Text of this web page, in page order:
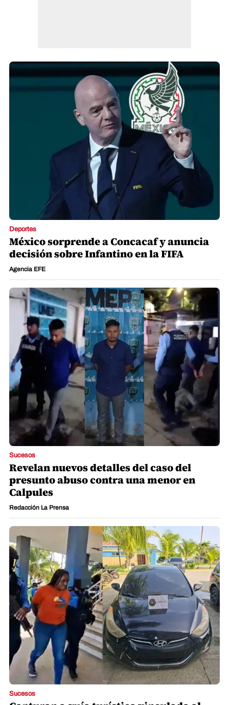
Deportes
México sorprende a Concacaf y anuncia
decisión sobre Infantino en la FIFA
Agencia EFE
Sucesos
Revelan nuevos detalles del caso del
presunto abuso contra una menor en
Calpules
Redacción La Prensa
Sucesos